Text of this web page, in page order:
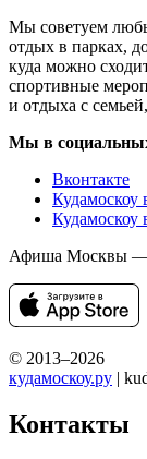
Мы советуем
отдых в парках,
куда можно
спортивные
и отдыха с
Мы в
Вконтакте
Кудамоскоу
Кудамоскоу
Афиша Москвы —
© 2013–2026
кудамоскоу.ру |
Контакты